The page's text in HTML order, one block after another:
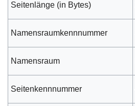
Seitenlänge (in Bytes)
Namensraumkennnummer
Namensraum
Seitenkennnummer